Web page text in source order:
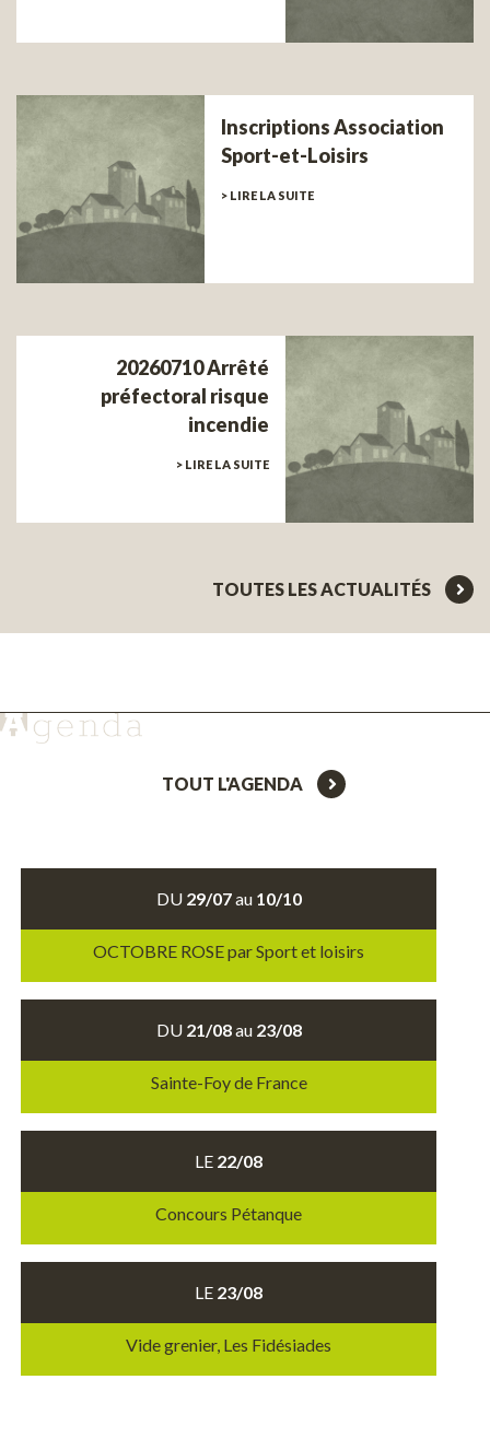
Inscriptions Association
Sport-et-Loisirs
> LIRE LA SUITE
20260710 Arrêté
préfectoral risque
incendie
> LIRE LA SUITE
TOUTES LES ACTUALITÉS
TOUT L'AGENDA
DU 29/07au 10/10
OCTOBRE ROSE par Sport et loisirs
DU 21/08au 23/08
Sainte-Foy de France
LE 22/08
Concours Pétanque
LE 23/08
Vide grenier, Les Fidésiades